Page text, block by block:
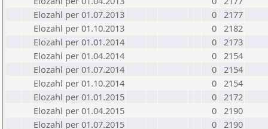
Elozahl per 01.07.2013
0 2177
Elozahl per 01.10.2013
0 2182
Elozahl per 01.01.2014
0 2173
Elozahl per 01.04.2014
0 2154
Elozahl per 01.07.2014
0 2154
Elozahl per 01.10.2014
0 2154
Elozahl per 01.01.2015
0 2172
Elozahl per 01.04.2015
0 2190
Elozahl per 01.07.2015
0 2190